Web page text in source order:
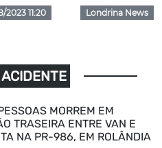
2023 11:20 Londrina News
MORREM EM
TRASEIRA ENTRE VAN E
NA PR-986, EM ROLÂNDIA